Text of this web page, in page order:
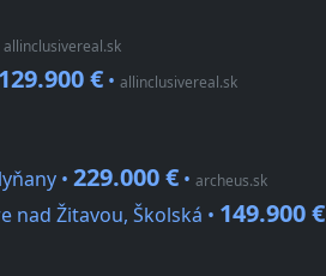
allinclusivereal.sk
129.900 € • allinclusivereal.sk
• 229.000 € • archeus.sk
nad Žitavou, Školská • 149.900 €